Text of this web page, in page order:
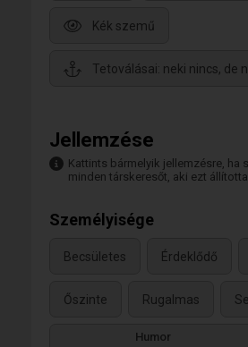
Kék szemű
Tetoválásai: neki nincs, de
Jellemzése
Kattints bármelyik jellemzésre, ha
minden társkeresőt, aki ezt
Személyisége
Becsületes Érdeklődő
Őszinte Rugalmas
Humor